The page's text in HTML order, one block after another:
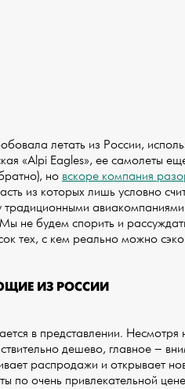
летать из России,
«Alpi Eagles», ее самолеты
но вскоре компания
из которых лишь условно
традиционными
не будем спорить и
тех, с кем реально можно
ИЗ РОССИИ
в представлении. Несмотря
дешево, главное –
распродажи и открывает
по очень привлекательной